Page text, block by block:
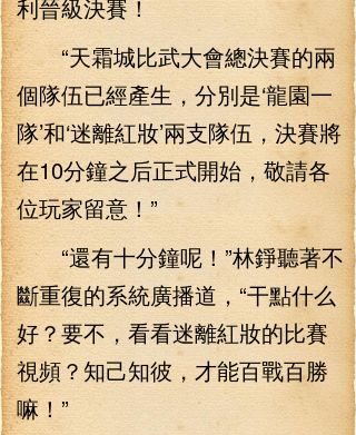
利晉級決賽！
“天霜城比武大會總決賽的兩
個隊伍已經產生，分別是‘龍園一
隊’和‘迷離紅妝’兩支隊伍，決賽將
在10分鐘之后正式開始，敬請各
位玩家留意！”
“還有十分鐘呢！”林錚聽著不
斷重復的系統廣播道，“干點什么
好？要不，看看迷離紅妝的比賽
視頻？知己知彼，才能百戰百勝
嘛！”